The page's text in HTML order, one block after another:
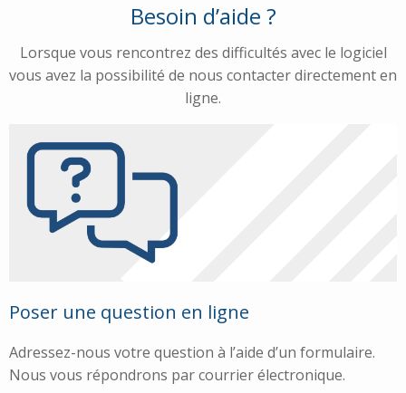
Besoin d’aide ?
Lorsque vous rencontrez des difficultés avec le logiciel
vous avez la possibilité de nous contacter directement en
ligne.
Poser une question en ligne
Adressez-nous votre question à l’aide d’un formulaire.
Nous vous répondrons par courrier électronique.